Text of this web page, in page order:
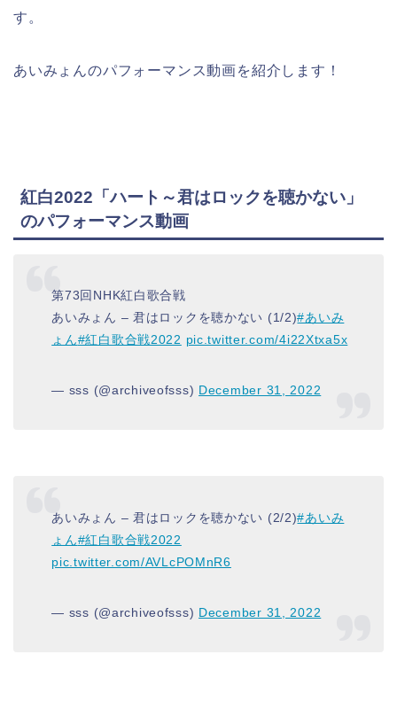
す。
あいみょんのパフォーマンス動画を紹介します！
紅白2022「ハート～君はロックを聴かない」
のパフォーマンス動画
第73回NHK紅白歌合戦
あいみょん – 君はロックを聴かない (1/2)#あいみ
ょん#紅白歌合戦2022 pic.twitter.com/4i22Xtxa5x
— sss (@archiveofsss) December 31, 2022
あいみょん – 君はロックを聴かない (2/2)#あいみ
ょん#紅白歌合戦2022
pic.twitter.com/AVLcPOMnR6
— sss (@archiveofsss) December 31, 2022